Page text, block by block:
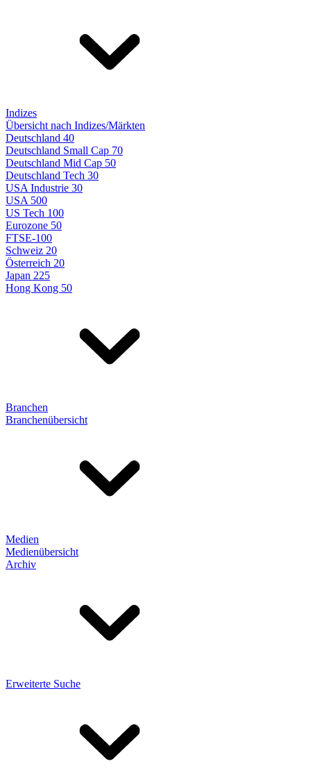
Indizes
Übersicht nach Indizes/Märkten
Deutschland 40
Deutschland Small Cap 70
Deutschland Mid Cap 50
Deutschland Tech 30
USA Industrie 30
USA 500
US Tech 100
Eurozone 50
FTSE-100
Schweiz 20
Österreich 20
Japan 225
Hong Kong 50
Branchen
Branchenübersicht
Medien
Medienübersicht
Archiv
Erweiterte Suche